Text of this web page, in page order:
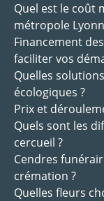
Quel est le coût
métropole
Financement
faciliter vos
Quelles
écologiques ?
Prix et
Quels sont les
cercueil ?
Cendres
crémation ?
Quelles fleurs